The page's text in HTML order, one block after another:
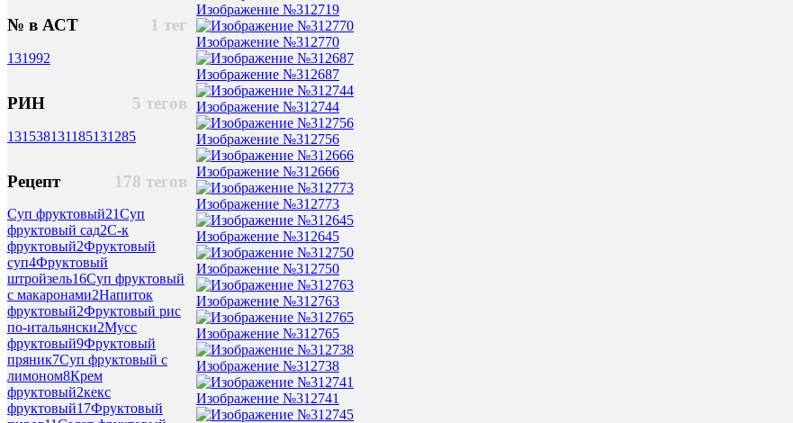
1 тег
№ в АСТ
131992
5 тегов
РИН
131538131185131285
178 тегов
Рецепт
Суп фруктовый21Суп
фруктовый сад2С-к
фруктовый2Фруктовый
суп4Фруктовый
штройзель16Суп фруктовый
с макаронами2Напиток
фруктовый2Фруктовый рис
по-итальянски2Мусс
фруктовый9Фруктовый
пряник7Суп фруктовый с
лимоном8Крем
фруктовый2кекс
фруктовый17Фруктовый
Изображение №312719
Изображение №312770
Изображение №312687
Изображение №312744
Изображение №312756
Изображение №312666
Изображение №312773
Изображение №312645
Изображение №312750
Изображение №312763
Изображение №312765
Изображение №312738
Изображение №312741